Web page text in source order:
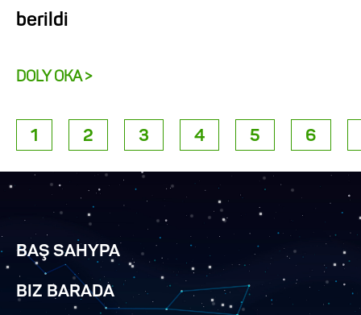
berildi
DOLY OKA >
1 2 3 4 5 6
BAŞ SAHYPA
BIZ BARADA